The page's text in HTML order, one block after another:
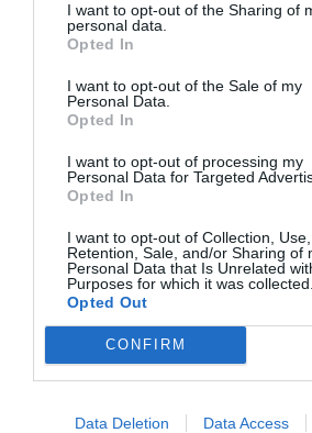
I want to opt-out of the Sharing of
personal data.
Opted In
I want to opt-out of the Sale of my
Personal Data.
Opted In
I want to opt-out of processing my
Personal Data for Targeted
Opted In
I want to opt-out of Collection, Use,
Retention, Sale, and/or Sharing of
Personal Data that Is Unrelated
Purposes for which it was collected.
Opted Out
CONFIRM
Data Deletion Data Access
dobro, tudi sami distributerji
specializirane in kaj je bilo
merilo?
Za investitorje iz
dostaviti, to je še tisto, kar
nazaj. Šli pa smo tudi na
prototipom in pobrali cca.
distributerjev. Vse smo
mimo enoleten proces, da
mrežo, ki se še gradi, tako da